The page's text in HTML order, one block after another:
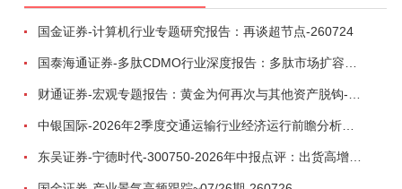
国金证券-计算机行业专题研究报告：再谈超节点-260724
中银国际-2026年2季度交通运输行业经济运行前瞻分析：地缘冲突致航运和航空景气度分化，交通基础设施板块总体呈现稳健特征-260724
东吴证券-宁德时代-300750-2026年中报点评：出货高增业绩稳健，回购彰显龙头信心-260726